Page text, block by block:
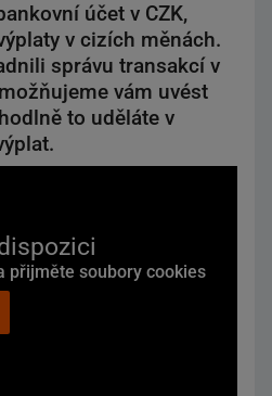
účet v CZK,
v cizích měnách.
správu transakcí v
vám uvést
to uděláte v
přijměte soubory cookies